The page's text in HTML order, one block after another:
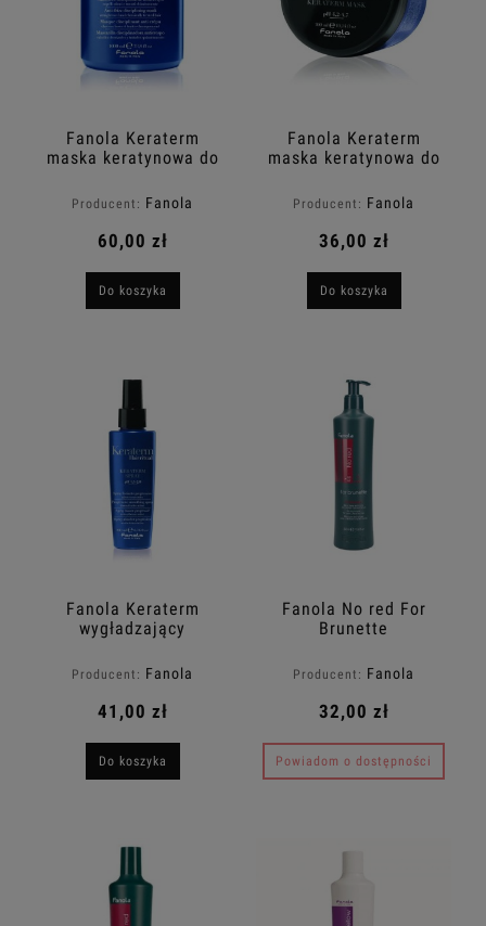
Fanola Keraterm
maska keratynowa do
1000ml
Producent: Fanola
60,00 zł
Do koszyka
Fanola Keraterm
maska keratynowa do
300ml
Producent: Fanola
36,00 zł
Do koszyka
Fanola Keraterm
wygładzający
200ml
Producent: Fanola
41,00 zł
Do koszyka
Fanola No red For
Brunette
do włosów brązowych
Producent: Fanola
32,00 zł
Powiadom o dostępności